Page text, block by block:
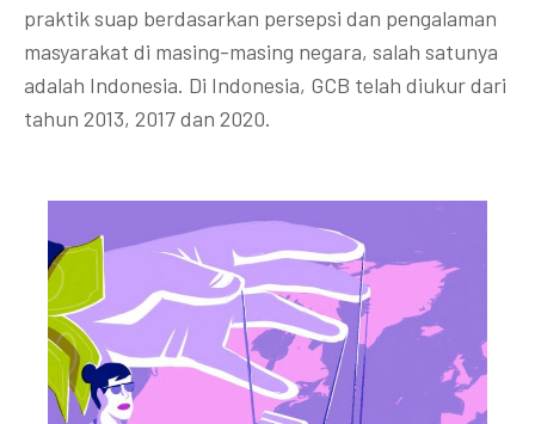
praktik suap berdasarkan persepsi dan pengalaman
masyarakat di masing-masing negara, salah satunya
adalah Indonesia. Di Indonesia, GCB telah diukur dari
tahun 2013, 2017 dan 2020.